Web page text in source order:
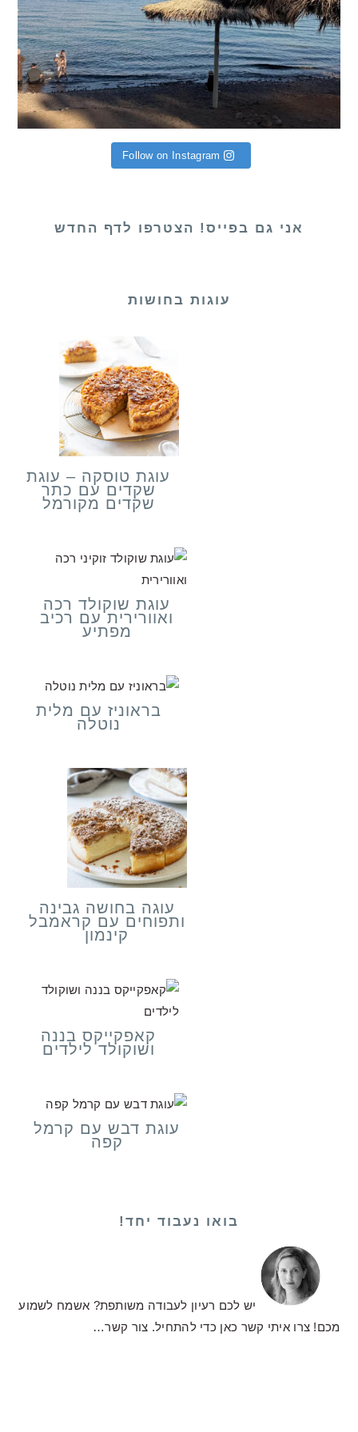
Follow on Instagram
אני גם בפייס! הצטרפו לדף החדש
עוגות בחושות
עוגת טוסקה – עוגת
שקדים עם כתר
שקדים מקורמל
עוגת שוקולד רכה
ואוורירית עם רכיב
מפתיע
בראוניז עם מלית
נוטלה
עוגה בחושה גבינה
ותפוחים עם קראמבל
קינמון
קאפקייקס בננה
ושוקולד לילדים
עוגת דבש עם קרמל
קפה
בואו נעבוד יחד!
יש לכם רעיון לעבודה משותפת? אשמח לשמוע
מכם! צרו איתי קשר כאן כדי להתחיל. צור קשר…